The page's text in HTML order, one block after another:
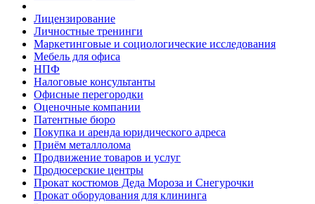
Лицензирование
Личностные тренинги
Маркетинговые и социологические исследования
Мебель для офиса
НПФ
Налоговые консультанты
Офисные перегородки
Оценочные компании
Патентные бюро
Покупка и аренда юридического адреса
Приём металлолома
Продвижение товаров и услуг
Продюсерские центры
Прокат костюмов Деда Мороза и Снегурочки
Прокат оборудования для клининга